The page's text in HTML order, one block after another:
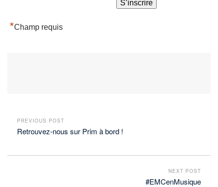
*Champ requis
PREVIOUS POST
Retrouvez-nous sur Prim à bord !
NEXT POST
#EMCenMusique